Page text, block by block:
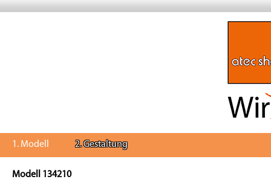
1. Modell 2. Gestaltung
Modell 134210